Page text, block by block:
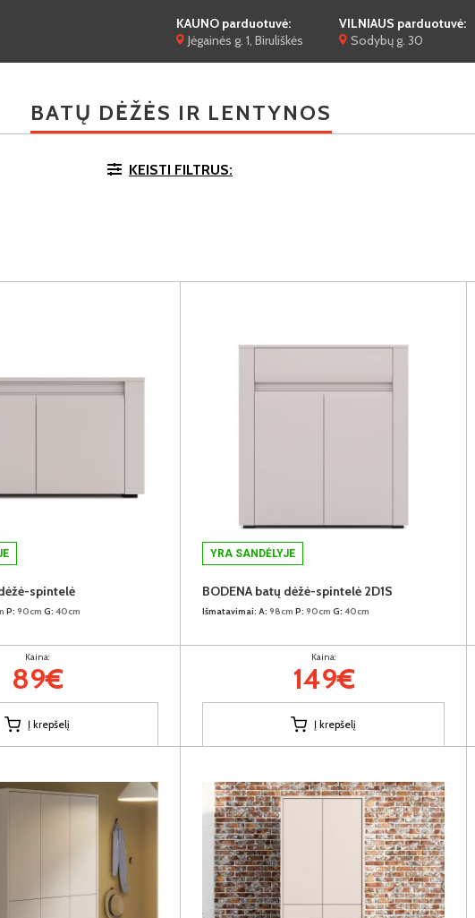
KAUNO parduotuvė:
Jėgainės g. 1, Biruliškės
VILNIAUS parduotuvė:
Sodybų g. 30
BATŲ DĖŽĖS IR LENTYNOS
KEISTI FILTRUS:
spintelė
P: 90cm G: 40cm
Kaina:
89€
Į krepšelį
YRA SANDĖLYJE
BODENA batų dėžė-spintelė 2D1S
Išmatavimai: A: 98cm P: 90cm G: 40cm
Kaina:
149€
Į krepšelį